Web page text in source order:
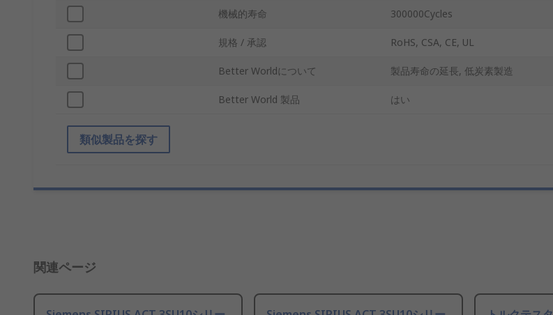
機械的寿命 300000Cycles
規格 / 承認 RoHS, CSA, CE, UL
Better Worldについて 製品寿命の延長, 低炭素製造
Better World 製品 はい
類似製品を探す
関連ページ